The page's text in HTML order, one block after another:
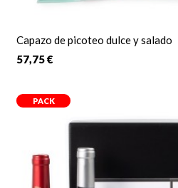
Capazo de picoteo dulce y salado
57,75 €
PACK